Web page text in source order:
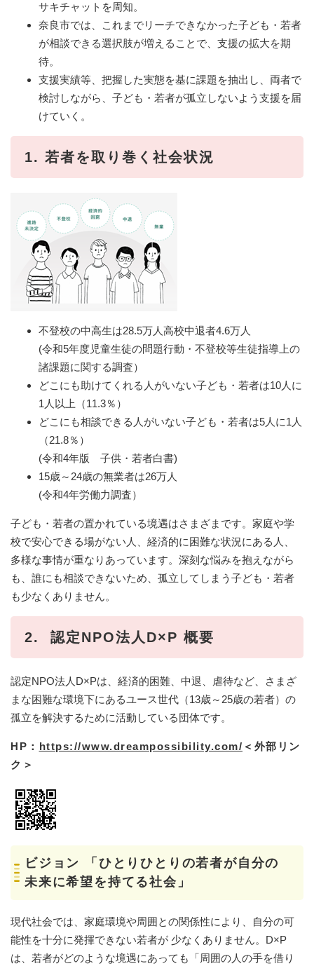
サキチャットを周知。
奈良市では、これまでリーチできなかった子ども・若者
が相談できる選択肢が増えることで、支援の拡大を期
待。
支援実績等、把握した実態を基に課題を抽出し、両者で
検討しながら、子ども・若者が孤立しないよう支援を届
けていく。
1. 若者を取り巻く社会状況
不登校の中高生は28.5万人高校中退者4.6万人
(令和5年度児童生徒の問題行動・不登校等生徒指導上の
諸課題に関する調査）
どこにも助けてくれる人がいない子ども・若者は10人に
1人以上（11.3％）
どこにも相談できる人がいない子ども・若者は5人に1人
（21.8％）
​(令和4年版 子供・若者白書)
15歳～24歳の無業者は26万人
(令和4年労働力調査）
子ども・若者の置かれている境遇はさまざまです。家庭や学
校で安心できる場がない人、経済的に困難な状況にある人、
多様な事情が重なりあっています。深刻な悩みを抱えながら
も、誰にも相談できないため、孤立してしまう子ども・若者
も少なくありません。
2. 認定NPO法人D×P 概要
認定NPO法人D×Pは、経済的困難、中退、虐待など、さまざ
まな困難な環境下にあるユース世代（13歳～25歳の若者）の
孤立を解決するために活動している団体です。
HP： https://www.dreampossibility.com/ ＜外部リン
ク＞
ビジョン
「ひとりひとりの若者が自分の
未来に希望を持てる社会」​
現代社会では、家庭環境や周囲との関係性により、自分の可
能性を十分に発揮できない若者が 少なくありません。D×P
は、若者がどのような境遇にあっても「周囲の人の手を借り